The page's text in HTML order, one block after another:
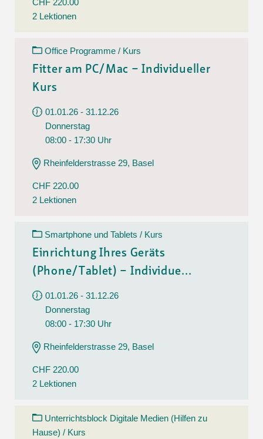
CHF 220.00
2 Lektionen
Office Programme / Kurs
Fitter am PC/Mac – Individueller
Kurs
01.01.26 - 31.12.26
Donnerstag
08:00 - 17:30 Uhr
Rheinfelderstrasse 29, Basel
CHF 220.00
2 Lektionen
Smartphone und Tablets / Kurs
Einrichtung Ihres Geräts
(Phone/Tablet) – Individue...
01.01.26 - 31.12.26
Donnerstag
08:00 - 17:30 Uhr
Rheinfelderstrasse 29, Basel
CHF 220.00
2 Lektionen
Unterrichtsblock Digitale Medien (Hilfen zu
Hause) / Kurs